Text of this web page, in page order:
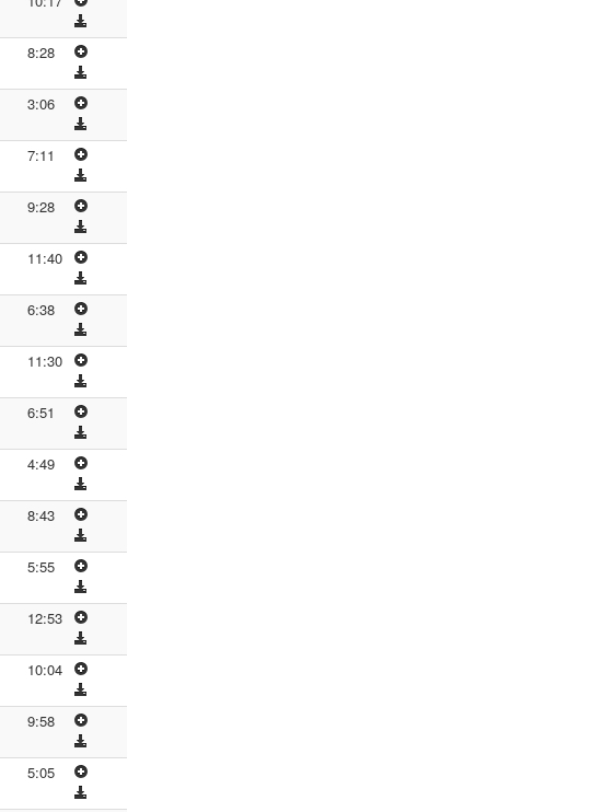
8:28
3:06
7:11
9:28
11:40
6:38
11:30
6:51
4:49
8:43
5:55
12:53
10:04
9:58
5:05